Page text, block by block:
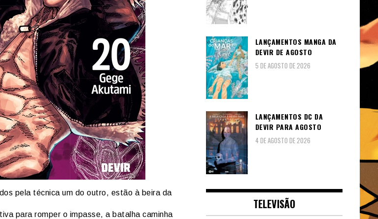
pela técnica um do outro, estão à beira da
para romper o impasse, a batalha caminha
LANÇAMENTOS MANGA DA
DEVIR DE AGOSTO
5 DE AGOSTO DE 2026
LANÇAMENTOS DC DA
DEVIR PARA AGOSTO
4 DE AGOSTO DE 2026
TELEVISÃO